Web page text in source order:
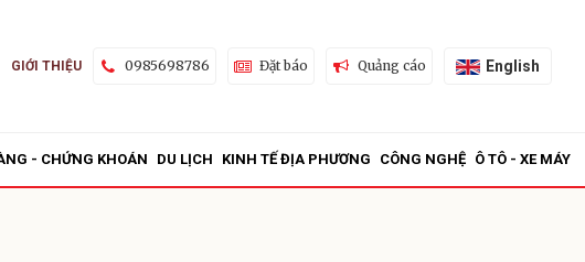
GIỚI THIỆU 0985698786 Đặt báo Quảng cáo English
- CHỨNG KHOÁN DU LỊCH KINH TẾ ĐỊA PHƯƠNG CÔNG NGHỆ Ô TÔ - XE MÁY